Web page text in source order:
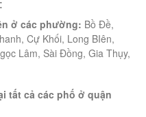
ở các phường: Bồ Đề,
Cự Khối, Long BIên,
Lâm, Sài Đồng, Gia Thụy,
tất cả các phố ở quận